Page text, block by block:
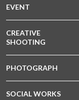
EVENT
CREATIVE
SHOOTING
PHOTOGRAPH
SOCIAL WORKS